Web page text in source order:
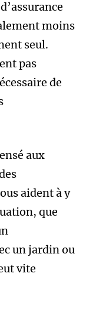
moins
seul.
pas
de
aux
aident à y
que
un jardin ou
vite